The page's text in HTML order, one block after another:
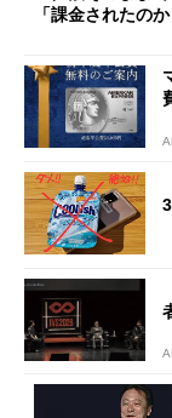
「課金されたの